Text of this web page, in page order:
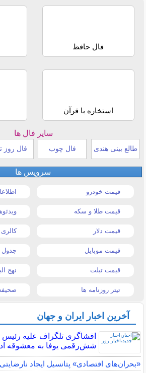
فال حافظ
استخاره با قرآن
سایر فال ها
طالع بینی هندی فال چوب فال روز
سرویس ها
قیمت خودرو
قیمت طلا و سکه
قیمت دلار
قیمت موبایل جدول
قیمت تبلت نهج
تیتر روزنامه ها
آخرین اخبار ایران و جهان
افشاگری تلگراف علیه رئیس
شش‌رقمی یوفا به معشوقه
«بحران‌های اقتصادی» پتانسیل ایجاد